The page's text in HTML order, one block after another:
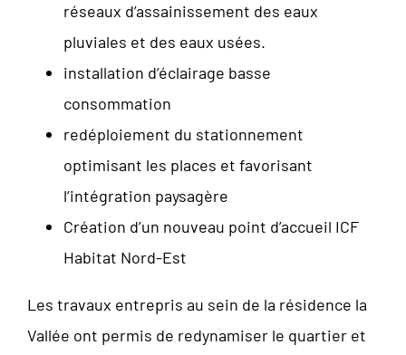
réseaux d’assainissement des eaux
pluviales et des eaux usées.
installation d’éclairage basse
consommation
redéploiement du stationnement
optimisant les places et favorisant
l’intégration paysagère
Création d’un nouveau point d’accueil ICF
Habitat Nord-Est
Les travaux entrepris au sein de la résidence la
Vallée ont permis de redynamiser le quartier et